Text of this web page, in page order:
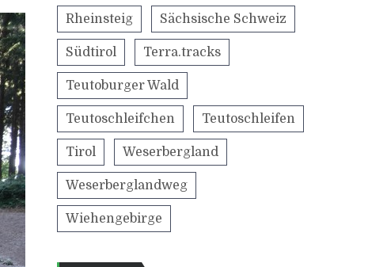
Rheinsteig Sächsische Schweiz
Südtirol Terra.tracks
Teutoburger Wald
Teutoschleifchen Teutoschleifen
Tirol Weserbergland
Weserberglandweg
Wiehengebirge